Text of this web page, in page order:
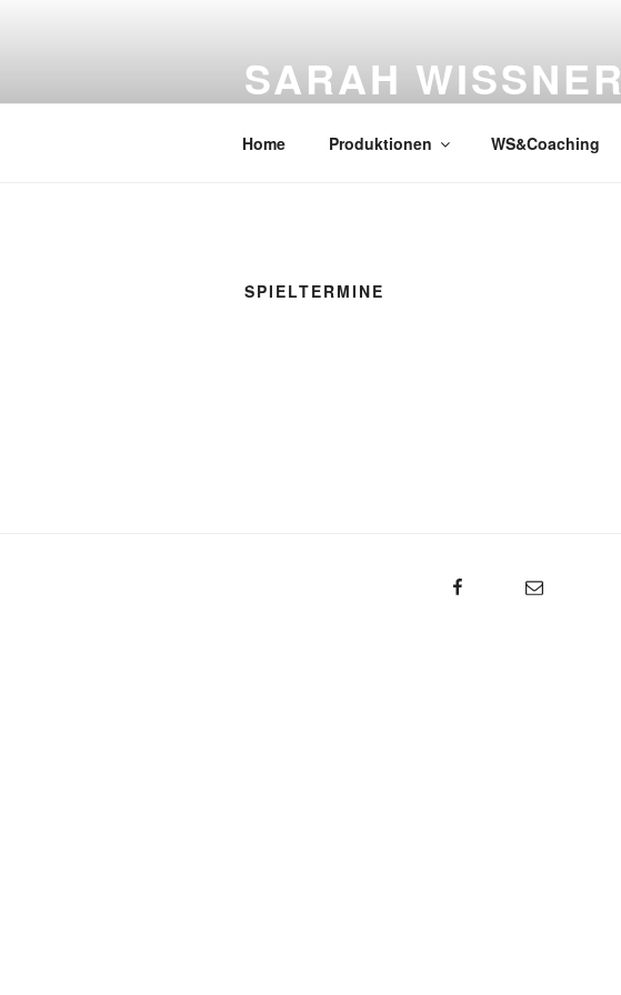
SARAH WISSNER
Home Produktionen WS&Coaching
SPIELTERMINE
emal